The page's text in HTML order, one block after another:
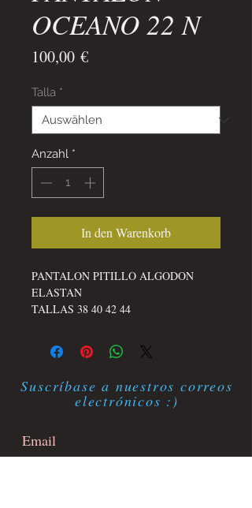
OCEANO 22 N
100,00 €Preis
Talla *
Anzahl *
In den Warenkorb
PANTALON PITILLO ALGODON
ELASTAN
TALLAS 38 40 42 44
Suscríbase a nuestros correos
electrónicos :)